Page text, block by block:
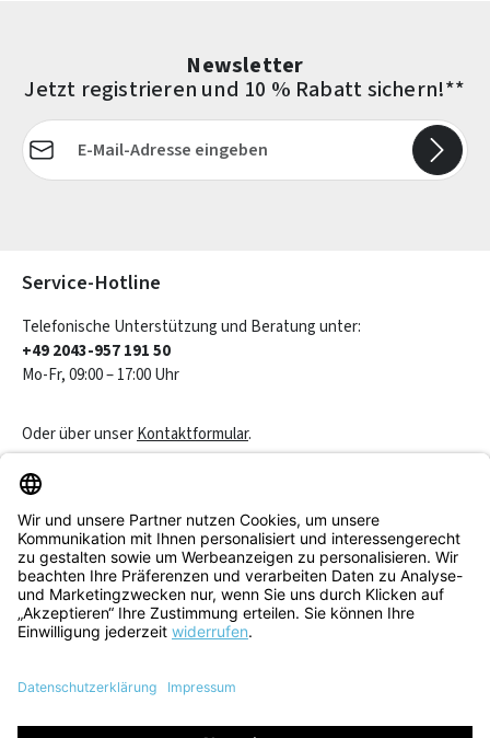
Newsletter
Jetzt registrieren und 10 % Rabatt sichern!**
E-Mail-Adresse*
Service-Hotline
Telefonische Unterstützung und Beratung unter:
+49 2043-957 191 50
Mo-Fr, 09:00 – 17:00 Uhr
Oder über unserKontaktformular.
Service & Beratung
Informationen